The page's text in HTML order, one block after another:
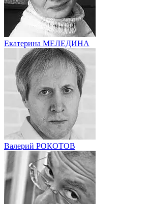
Екатерина МЕЛЕДИНА
Валерий РОКОТОВ